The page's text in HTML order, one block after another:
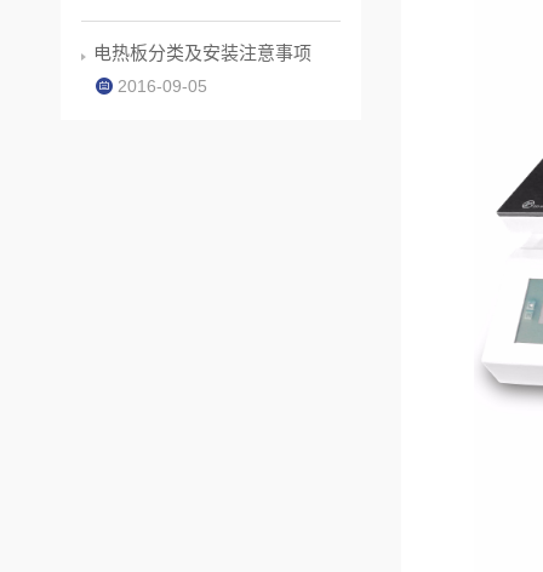
电热板分类及安装注意事项
2016-09-05